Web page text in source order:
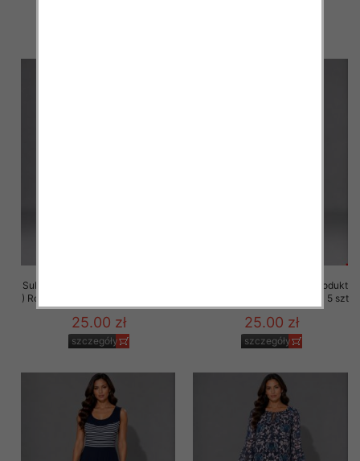
Sukienki damskie (Polska produkt
) Roz M-3XL, 1 Kolor Paczka 5 szt
25.00 zł
szczegóły
Sukienki damskie (Polska produkt
) Roz M-3XL, 1 Kolor Paczka 5 szt
25.00 zł
szczegóły